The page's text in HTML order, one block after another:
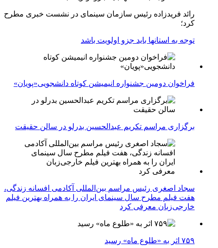
رائد فریدزاده رئیس سازمان سینمای در نشست خبری مطرح
کرد؛
توجه به استانها باید جزو اولویت باشد
فراخوان دومین جشنواره انیمیشن کوتاه دانشجویی«پویان»
برگزاری مراسم تکریم عبدالحسین بدرلو در سالن حقیقت
سجاد اصغری رئیس مراسم بین‌المللی آکادمی افسانه زندگی،
هفت فیلم مطرح سال سینمای ایران را به همراه بهترین فیلم
خارجی‌زبان معرفی کرد
۷۵۹ اثر به «طلوع ماه» رسید